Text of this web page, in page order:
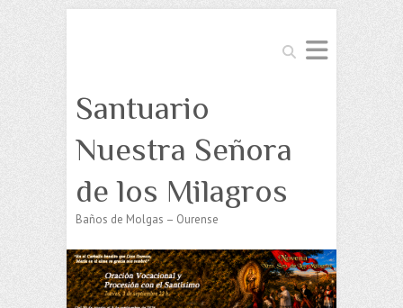
Buscar
Santuario
Nuestra Señora
de los Milagros
Baños de Molgas – Ourense